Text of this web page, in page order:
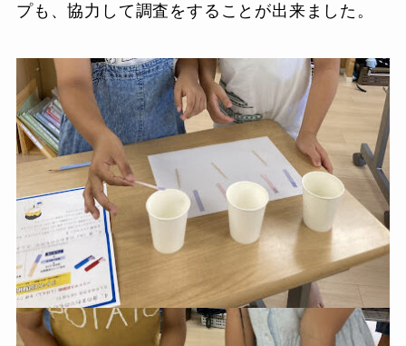
プも、協力して調査をすることが出来ました。